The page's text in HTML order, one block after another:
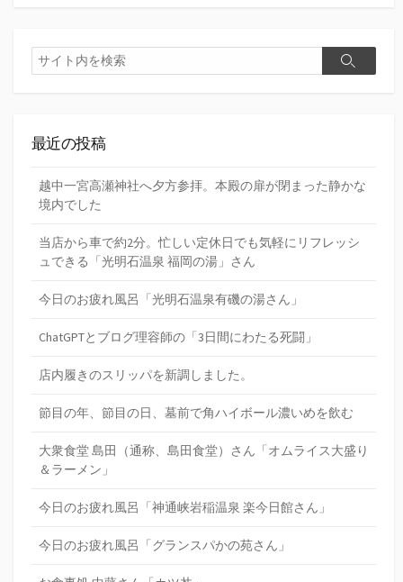
検
索
検
最近の投稿
越中一宮高瀬神社へ夕方参拝。本殿の扉が閉まった静かな
境内でした
当店から車で約2分。忙しい定休日でも気軽にリフレッシ
ュできる「光明石温泉 福岡の湯」さん
今日のお疲れ風呂「光明石温泉有磯の湯さん」
ChatGPTとブログ理容師の「3日間にわたる死闘」
店内履きのスリッパを新調しました。
節目の年、節目の日、墓前で角ハイボール濃いめを飲む
大衆食堂 島田（通称、島田食堂）さん「オムライス大盛り
＆ラーメン」
今日のお疲れ風呂「神通峡岩稲温泉 楽今日館さん」
今日のお疲れ風呂「グランスパかの苑さん」